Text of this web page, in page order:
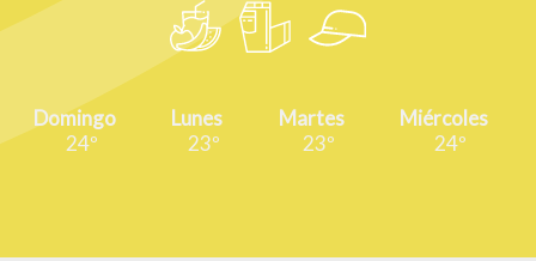
Domingo
24º
Lunes
23º
Martes
23º
Miércoles
24º